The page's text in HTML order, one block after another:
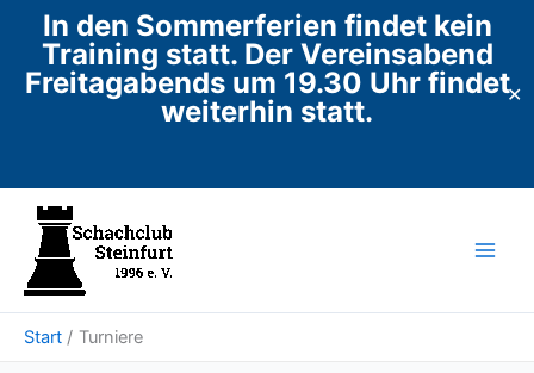
In den Sommerferien findet kein
Training statt. Der Vereinsabend
Freitagabends um 19.30 Uhr findet
weiterhin statt.
✕
Inhalt
springen
Start Turniere